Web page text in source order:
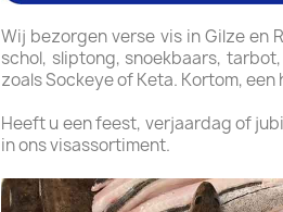
Wij bezorgen verse vis in Gilze en
schol, sliptong, snoekbaars,
zoals Sockeye of Keta. Kortom, een
Heeft u een feest, verjaardag of
in ons visassortiment.